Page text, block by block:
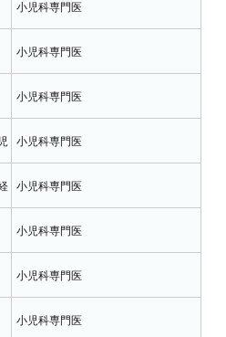
小児科専門医
小児科専門医
小児科専門医
小児科専門医
小児科専門医
小児科専門医
小児科専門医
小児科専門医